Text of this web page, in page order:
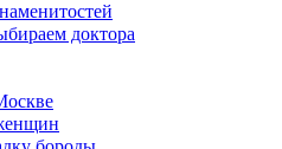
доктора